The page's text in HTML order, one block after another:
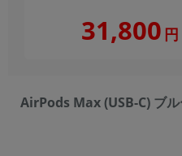
31,800 円
AirPods Max (USB-C) ブ